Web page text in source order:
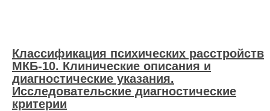
Классификация психических расстройств
МКБ-10. Клинические описания и
диагностические указания.
Исследовательские диагностические
критерии